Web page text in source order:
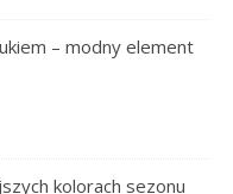
– modny element
kolorach sezonu